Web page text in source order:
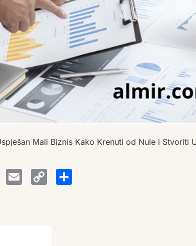
Mali Biznis Kako Krenuti od Nule i Stvoriti
WhatsApp
EmailCopy
Link